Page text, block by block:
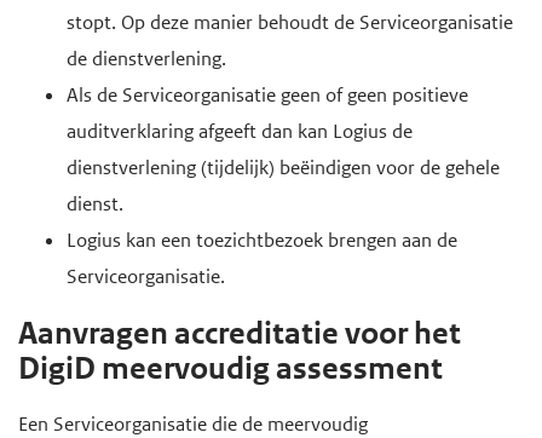
stopt. Op deze manier behoudt de Serviceorganisatie
de dienstverlening.
Als de Serviceorganisatie geen of geen positieve
auditverklaring afgeeft dan kan Logius de
dienstverlening (tijdelijk) beëindigen voor de gehele
dienst.
Logius kan een toezichtbezoek brengen aan de
Serviceorganisatie.
Aanvragen accreditatie voor het
DigiD meervoudig assessment
Een Serviceorganisatie die de meervoudig